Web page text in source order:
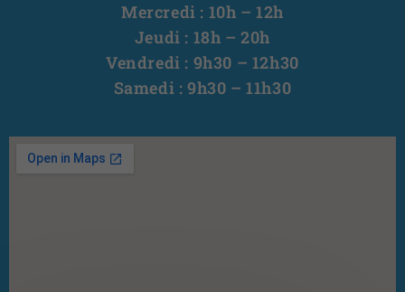
Mercredi : 10h – 12h
Jeudi : 18h – 20h
Vendredi : 9h30 – 12h30
Samedi : 9h30 – 11h30